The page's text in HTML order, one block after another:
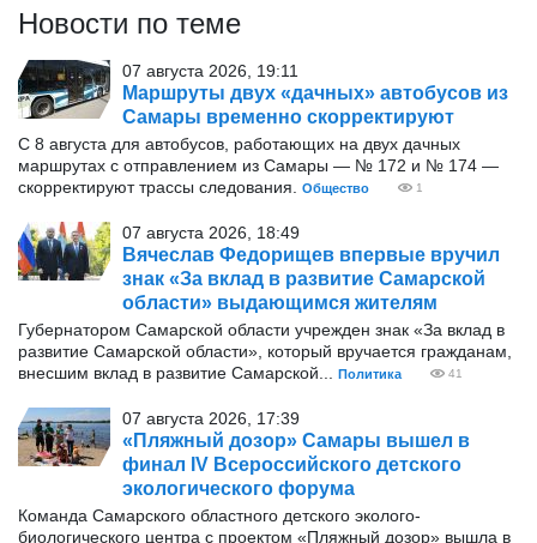
Новости по теме
07 августа 2026, 19:11
Маршруты двух «дачных» автобусов из
Самары временно скорректируют
С 8 августа для автобусов, работающих на двух дачных
маршрутах с отправлением из Самары — № 172 и № 174 —
скорректируют трассы следования.
Общество 1
07 августа 2026, 18:49
Вячеслав Федорищев впервые вручил
знак «За вклад в развитие Самарской
области» выдающимся жителям
Губернатором Самарской области учрежден знак «За вклад в
развитие Самарской области», который вручается гражданам,
внесшим вклад в развитие Самарской...
Политика 41
07 августа 2026, 17:39
«Пляжный дозор» Самары вышел в
финал IV Всероссийского детского
экологического форума
Команда Самарского областного детского эколого-
биологического центра с проектом «Пляжный дозор» вышла в